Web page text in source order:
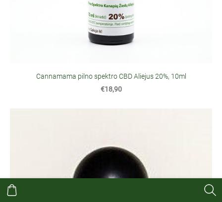
Cannamama pilno spektro CBD Aliejus 20%, 10ml
€18,90